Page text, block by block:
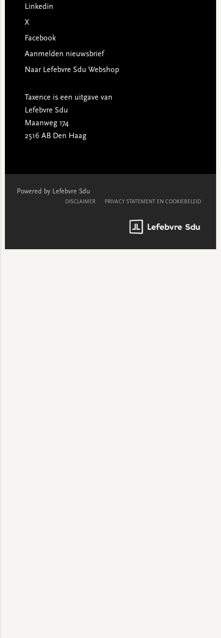
Linkedin
X
Facebook
Aanmelden nieuwsbrief
Naar Lefebvre Sdu Webshop
Taxence is een uitgave van
Lefebvre Sdu
Maanweg 174
2516 AB Den Haag
Powered by Lefebvre Sdu
DISCLAIMER PRIVACY STATEMENT EN COOKIEBELEID